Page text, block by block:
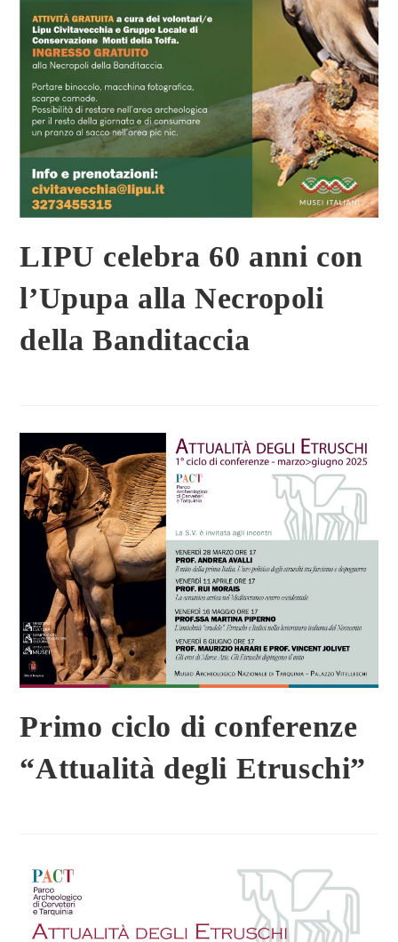
LIPU celebra 60 anni con
l’Upupa alla Necropoli
della Banditaccia
Primo ciclo di conferenze
“Attualità degli Etruschi”